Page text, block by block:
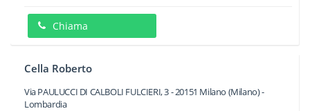
Chiama
Cella Roberto
Via PAULUCCI DI CALBOLI FULCIERI, 3-20151 Milano (Milano) -
Lombardia